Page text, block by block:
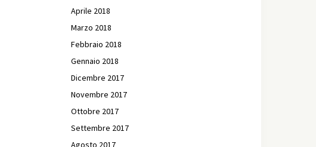
Aprile 2018
Marzo 2018
Febbraio 2018
Gennaio 2018
Dicembre 2017
Novembre 2017
Ottobre 2017
Settembre 2017
Agosto 2017